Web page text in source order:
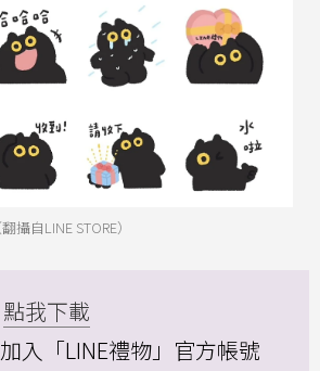
攝自LINE STORE）
點我下載
入「LINE禮物」官方帳號